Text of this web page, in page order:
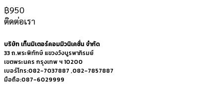
฿950
ติดต่อเรา
บริษัท เท็นมิเตอร์คอมมิวนิเคชั่น จำกัด
33 ถ.พระพิทักษ์ แขวงวังบูรพาภิรมย์
เขตพระนคร กรุงเทพ ฯ 10200
เบอร์โทร:082-7037887 ,082-7857887
มือถือ:087-6029999